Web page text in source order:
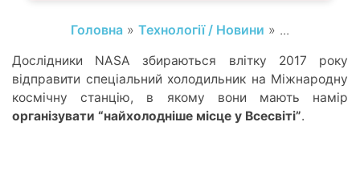
Головна » Технології / Новини » ...
Дослідники NASA збираються влітку 2017 року
відправити спеціальний холодильник на Міжнародну
космічну станцію, в якому вони мають намір
організувати “найхолодніше місце у Всесвіті”.